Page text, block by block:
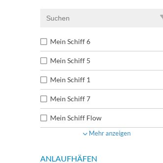
Mein Schiff 6
Mein Schiff 5
Mein Schiff 1
Mein Schiff 7
Mein Schiff Flow
Mehr anzeigen
ANLAUFHÄFEN